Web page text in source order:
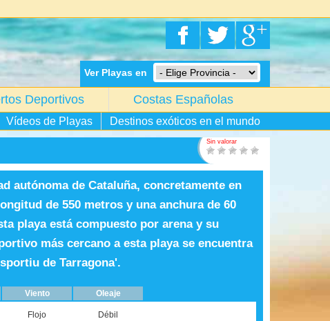
Ver Playas en
Deportivos Costas Españolas
Vídeos de Playas Destinos exóticos en el mundo
Sin valorar
autónoma de Cataluña, concretamente en
de 550 metros y una anchura de 60
playa está compuesto por arena y su
más cercano a esta playa se encuentra
de Tarragona'.
Viento Oleaje
Flojo Débil